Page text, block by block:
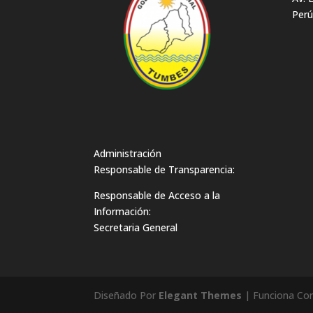
Administración
Responsable de Transparencia:
Responsable de Acceso a la
Información:
Secretaria General
Perú
Diseñado Por Elegant Themes | Funciona